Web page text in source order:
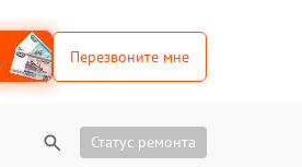
Перезвоните мне
Статус ремонта